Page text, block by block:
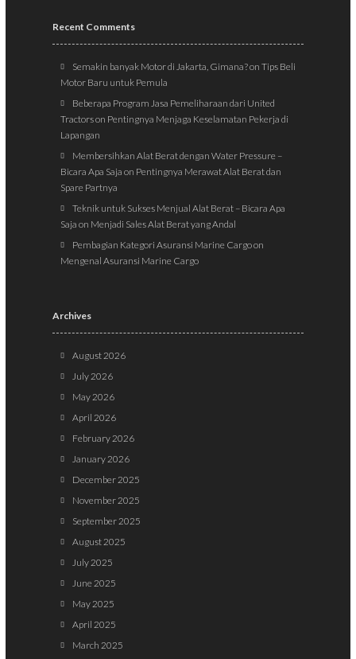
Recent Comments
Semakin banyak Motor di Jakarta, Gimana?onTips Beli
Motor Baru untuk Pemula
Beberapa Program Jasa Pemeliharaan dari United
Tractorson Pentingnya Menjaga Keselamatan Pekerja di
Lapangan
Membersihkan Alat Berat dengan Water Pressure –
Bicara Apa Saja on Pentingnya Merawat Alat Berat dan
Spare Partnya
Teknik untuk Sukses Menjual Alat Berat – Bicara Apa
Saja on Menjadi Sales Alat Berat yang Andal
Pembagian Kategori Asuransi Marine Cargoon
Mengenal Asuransi Marine Cargo
Archives
August 2026
July 2026
May 2026
April 2026
February 2026
January 2026
December 2025
November 2025
September 2025
August 2025
July 2025
June 2025
May 2025
April 2025
March 2025